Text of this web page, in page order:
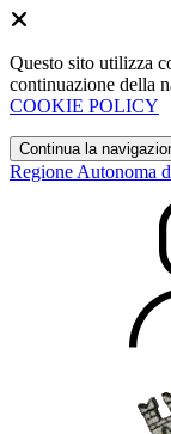
Questo sito utilizza
continuazione della
COOKIE POLICY
Continua la
Regione Autonoma